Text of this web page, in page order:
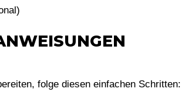
folge diesen einfachen Schritten: